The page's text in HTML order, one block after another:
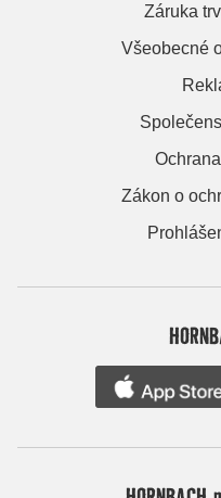
Záruka
Všeobecné
Zákon o